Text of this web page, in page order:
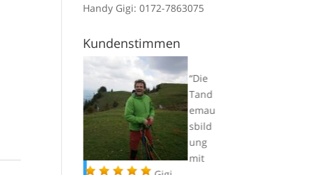
Handy Gigi: 0172-7863075
Kundenstimmen
Die
Tand
emau
sbild
ung
mit